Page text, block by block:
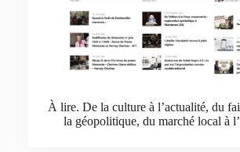
À lire. De la culture à l’actualité, du
la géopolitique, du marché local à